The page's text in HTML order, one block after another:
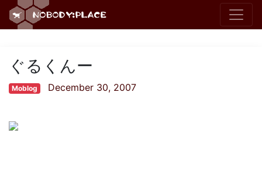
ぐるくんー
Moblog December 30, 2007